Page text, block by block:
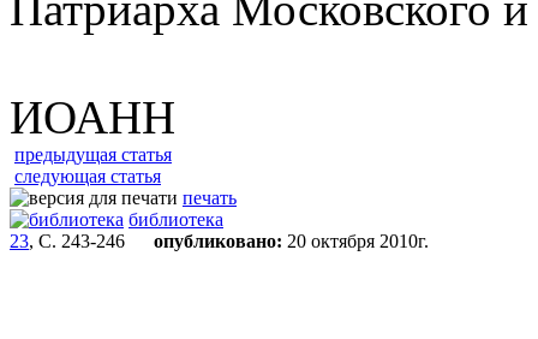
ИОАНН
предыдущая статья
следующая статья
печать
библиотека
23, С. 243-246 опубликовано: 20 октября 2010г.